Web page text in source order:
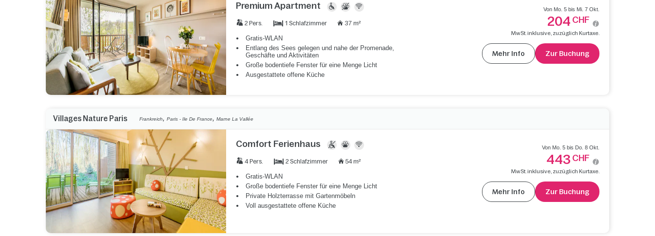
Premium Apartment
2 Pers. 1 Schlafzimmer 37 m²
Gratis-WLAN
Entlang des Sees gelegen und nahe der Promenade,
Geschäfte und Aktivitäten
Große bodentiefe Fenster für eine Menge Licht
Ausgestattete offene Küche
Von Mo. 5 bis Mi. 7 Okt.
204 CHF
MwSt. inklusive, zuzüglich Kurtaxe.
Mehr Info Zur Buchung
Villages Nature Paris Frankreich,Paris - Ile De France,Marne La Vallée
Comfort Ferienhaus
4 Pers. 2 Schlafzimmer 54 m²
Gratis-WLAN
Große bodentiefe Fenster für eine Menge Licht
Private Holzterrasse mit Gartenmöbeln
Voll ausgestattete offene Küche
Von Mo. 5 bis Do. 8 Okt.
443 CHF
MwSt. inklusive, zuzüglich Kurtaxe.
Mehr Info Zur Buchung